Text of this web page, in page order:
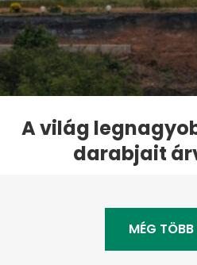
A világ
darabjait
MÉG